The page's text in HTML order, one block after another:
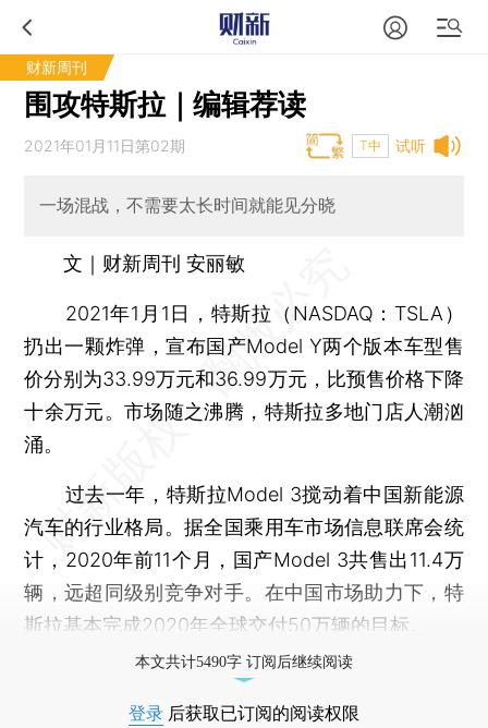
财新周刊
围攻特斯拉｜编辑荐读
试听
2021年01月11日第02期 T中
一场混战，不需要太长时间就能见分晓
文｜财新周刊 安丽敏
2021年1月1日，特斯拉（NASDAQ：TSLA）
扔出一颗炸弹，宣布国产Model Y两个版本车型售
价分别为33.99万元和36.99万元，比预售价格下降
十余万元。市场随之沸腾，特斯拉多地门店人潮汹
涌。
过去一年，特斯拉Model 3搅动着中国新能源
汽车的行业格局。据全国乘用车市场信息联席会统
计，2020年前11个月，国产Model 3共售出11.4万
辆，远超同级别竞争对手。在中国市场助力下，特
斯拉基本完成2020年全球交付50万辆的目标。
本文共计5490字 订阅后继续阅读
登录 后获取已订阅的阅读权限